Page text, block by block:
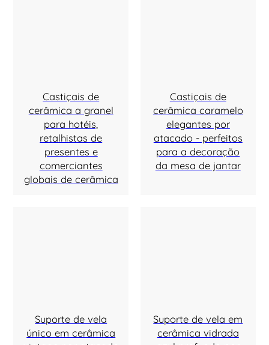
Castiçais de
cerâmica a granel
para hotéis,
retalhistas de
presentes e
comerciantes
globais de cerâmica
Castiçais de
cerâmica caramelo
elegantes por
atacado - perfeitos
para a decoração
da mesa de jantar
Suporte de vela
único em cerâmica
Suporte de vela em
cerâmica vidrada